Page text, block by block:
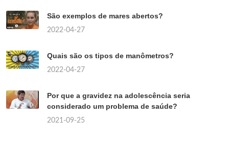
São exemplos de mares abertos?
2022-04-27
Quais são os tipos de manômetros?
2022-04-27
Por que a gravidez na adolescência seria
considerado um problema de saúde?
2021-09-25